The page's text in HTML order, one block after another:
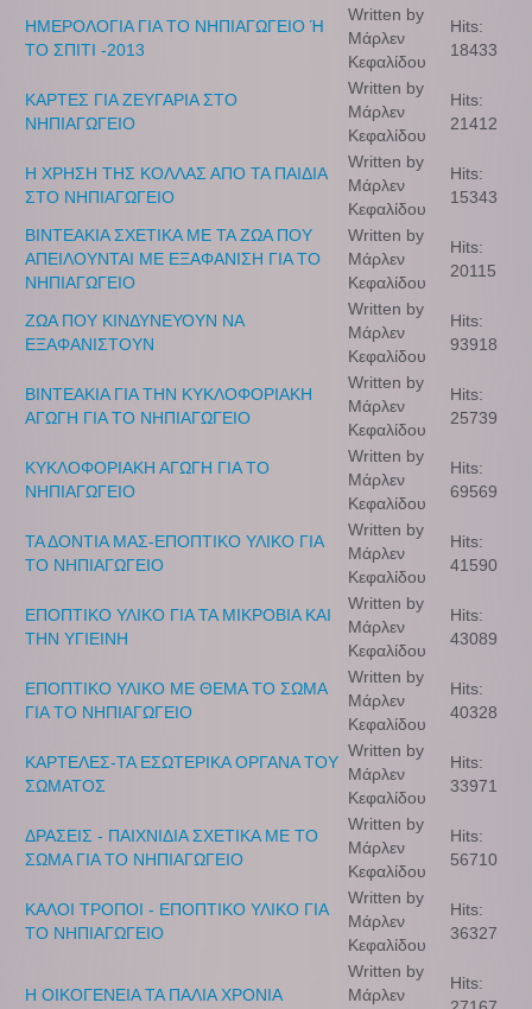
ΗΜΕΡΟΛΟΓΙΑ ΓΙΑ ΤΟ ΝΗΠΙΑΓΩΓΕΙΟ Ή
ΤΟ ΣΠΙΤΙ -2013
Written by
Μάρλεν
Κεφαλίδου
Hits:
18433
ΚΑΡΤΕΣ ΓΙΑ ΖΕΥΓΑΡΙΑ ΣΤΟ
ΝΗΠΙΑΓΩΓΕΙΟ
Written by
Μάρλεν
Κεφαλίδου
Hits:
21412
Η ΧΡΗΣΗ ΤΗΣ ΚΟΛΛΑΣ ΑΠΟ ΤΑ ΠΑΙΔΙΑ
ΣΤΟ ΝΗΠΙΑΓΩΓΕΙΟ
Written by
Μάρλεν
Κεφαλίδου
Hits:
15343
ΒΙΝΤΕΑΚΙΑ ΣΧΕΤΙΚΑ ΜΕ ΤΑ ΖΩΑ ΠΟΥ
ΑΠΕΙΛΟΥΝΤΑΙ ΜΕ ΕΞΑΦΑΝΙΣΗ ΓΙΑ ΤΟ
ΝΗΠΙΑΓΩΓΕΙΟ
Written by
Μάρλεν
Κεφαλίδου
Hits:
20115
ΖΩΑ ΠΟΥ ΚΙΝΔΥΝΕΥΟΥΝ ΝΑ
ΕΞΑΦΑΝΙΣΤΟΥΝ
Written by
Μάρλεν
Κεφαλίδου
Hits:
93918
ΒΙΝΤΕΑΚΙΑ ΓΙΑ ΤΗΝ ΚΥΚΛΟΦΟΡΙΑΚΗ
ΑΓΩΓΗ ΓΙΑ ΤΟ ΝΗΠΙΑΓΩΓΕΙΟ
Written by
Μάρλεν
Κεφαλίδου
Hits:
25739
ΚΥΚΛΟΦΟΡΙΑΚΗ ΑΓΩΓΗ ΓΙΑ ΤΟ
ΝΗΠΙΑΓΩΓΕΙΟ
Written by
Μάρλεν
Κεφαλίδου
Hits:
69569
ΤΑ ΔΟΝΤΙΑ ΜΑΣ-ΕΠΟΠΤΙΚΟ ΥΛΙΚΟ ΓΙΑ
ΤΟ ΝΗΠΙΑΓΩΓΕΙΟ
Written by
Μάρλεν
Κεφαλίδου
Hits:
41590
ΕΠΟΠΤΙΚΟ ΥΛΙΚΟ ΓΙΑ ΤΑ ΜΙΚΡΟΒΙΑ ΚΑΙ
ΤΗΝ ΥΓΙΕΙΝΗ
Written by
Μάρλεν
Κεφαλίδου
Hits:
43089
ΕΠΟΠΤΙΚΟ ΥΛΙΚΟ ΜΕ ΘΕΜΑ ΤΟ ΣΩΜΑ
ΓΙΑ ΤΟ ΝΗΠΙΑΓΩΓΕΙΟ
Written by
Μάρλεν
Κεφαλίδου
Hits:
40328
ΚΑΡΤΕΛΕΣ-ΤΑ ΕΣΩΤΕΡΙΚΑ ΟΡΓΑΝΑ ΤΟΥ
ΣΩΜΑΤΟΣ
Written by
Μάρλεν
Κεφαλίδου
Hits:
33971
ΔΡΑΣΕΙΣ - ΠΑΙΧΝΙΔΙΑ ΣΧΕΤΙΚΑ ΜΕ ΤΟ
ΣΩΜΑ ΓΙΑ ΤΟ ΝΗΠΙΑΓΩΓΕΙΟ
Written by
Μάρλεν
Κεφαλίδου
Hits:
56710
ΚΑΛΟΙ ΤΡΟΠΟΙ - ΕΠΟΠΤΙΚΟ ΥΛΙΚΟ ΓΙΑ
ΤΟ ΝΗΠΙΑΓΩΓΕΙΟ
Written by
Μάρλεν
Κεφαλίδου
Hits:
36327
Η ΟΙΚΟΓΕΝΕΙΑ ΤΑ ΠΑΛΙΑ ΧΡΟΝΙΑ
Written by
Μάρλεν
Hits: